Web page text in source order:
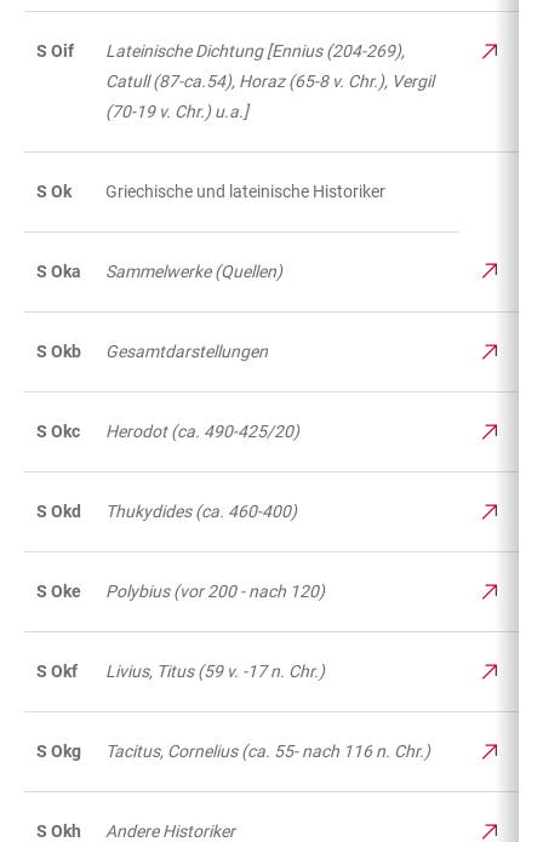
S Oif
Lateinische Dichtung [Ennius (204-269),
Catull (87-ca.54), Horaz (65-8 v. Chr.), Vergil
(70-19 v. Chr.) u.a.]
S Ok Griechische und lateinische Historiker
S Oka Sammelwerke (Quellen)
S Okb Gesamtdarstellungen
S Okc Herodot (ca. 490-425/20)
S Okd Thukydides (ca. 460-400)
S Oke Polybius (vor 200 - nach 120)
S Okf Livius, Titus (59 v. -17 n. Chr.)
S Okg Tacitus, Cornelius (ca. 55- nach 116 n. Chr.)
S Okh Andere Historiker